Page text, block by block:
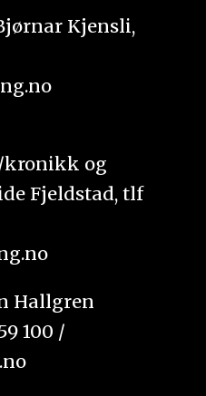
Kjensli,
kronikk og
Fjeldstad, tlf
Hallgren
100 /